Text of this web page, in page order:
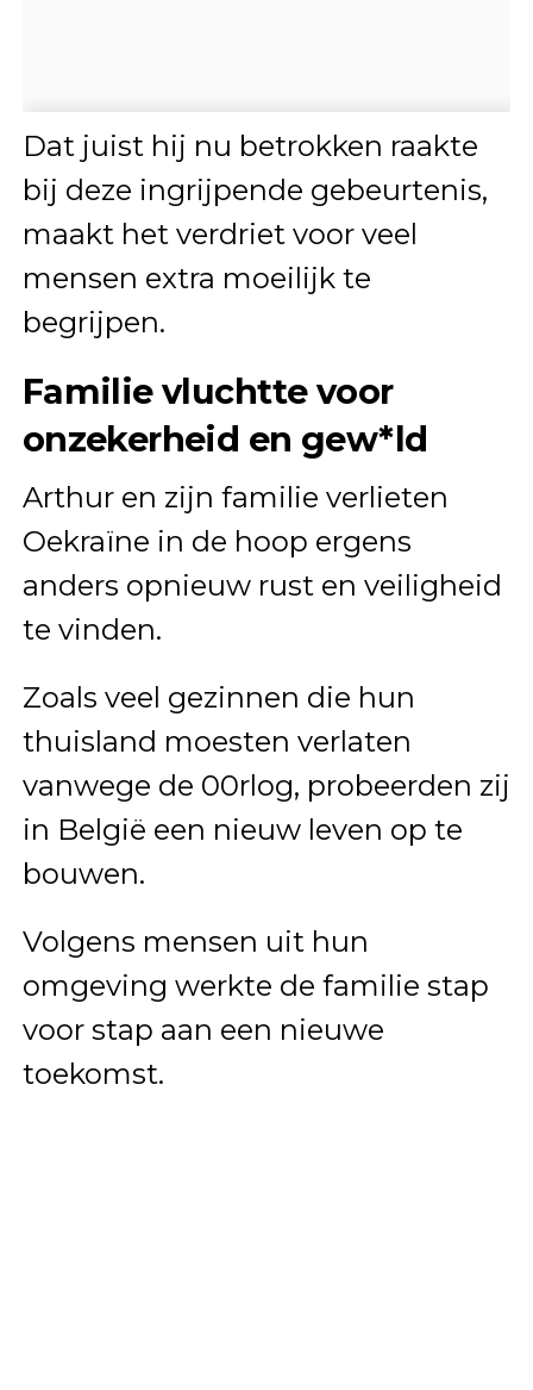
Dat juist hij nu betrokken raakte
bij deze ingrijpende gebeurtenis,
maakt het verdriet voor veel
mensen extra moeilijk te
begrijpen.
Familie vluchtte voor
onzekerheid en gew*ld
Arthur en zijn familie verlieten
Oekraïne in de hoop ergens
anders opnieuw rust en veiligheid
te vinden.
Zoals veel gezinnen die hun
thuisland moesten verlaten
vanwege de 00rlog, probeerden zij
in België een nieuw leven op te
bouwen.
Volgens mensen uit hun
omgeving werkte de familie stap
voor stap aan een nieuwe
toekomst.